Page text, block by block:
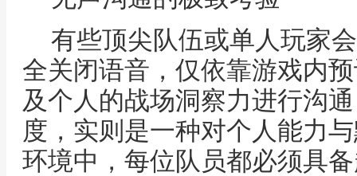
有些顶尖队伍或单人玩家
全关闭语音，仅依靠游戏内
及个人的战场洞察力进行沟
度，实则是一种对个人能力
环境中，每位队员都必须具